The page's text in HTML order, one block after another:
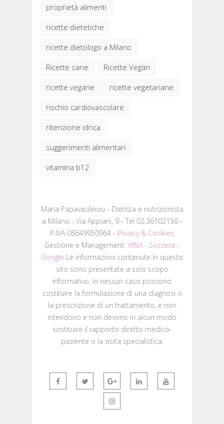
proprietà alimenti
ricette dietetiche
ricette dietologo a Milano
Ricette sane
Ricette Vegan
ricette vegane
ricette vegetariane
rischio cardiovascolare
ritenzione idrica
suggerimenti alimentari
vitamina b12
Maria Papavasileiou - Dietista e nutrizionista
a Milano - Via Appiani, 9 - Tel 02.36102156 -
P.IVA 08649950964 - Privacy & Cookies
Gestione e Management: WNA - Svizzera -
Google Le informazioni contenute in questo
sito sono presentate a solo scopo
informativo, in nessun caso possono
costituire la formulazione di una diagnosi o
la prescrizione di un trattamento, e non
intendono e non devono in alcun modo
sostituire il rapporto diretto medico-
paziente o la visita specialistica.